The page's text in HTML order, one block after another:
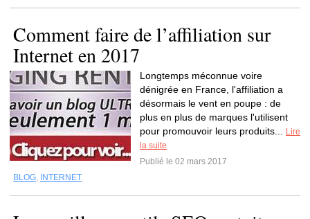
Comment faire de l’affiliation sur
Internet en 2017
Longtemps méconnue voire
dénigrée en France, l'affiliation a
désormais le vent en poupe : de
plus en plus de marques l'utilisent
pour promouvoir leurs produits...
Lire
la suite
Publié le 02 mars 2017
BLOG, INTERNET